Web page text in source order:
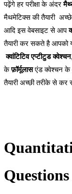
पढ़ेंगे हर परीक्षा के अंदर
मैथमेटिक्स की तैयारी
आदि इस वेबसाइट से आप
तैयारी कर सकते है आपको
क्वांटिटिव एप्टीटुड क्वेश्चन
केफ़ॉर्मूलासएंड क्वेश्चन के
तैयारी अच्छी तरीके से कर